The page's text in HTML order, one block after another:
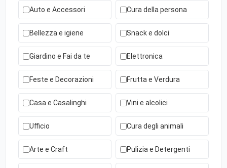
Auto e Accessori Cura della persona
Bellezza e igiene Snack e dolci
Giardino e Fai da te Elettronica
Feste e Decorazioni Frutta e Verdura
Casa e Casalinghi Vini e alcolici
Ufficio Cura degli animali
Arte e Craft Pulizia e Detergenti